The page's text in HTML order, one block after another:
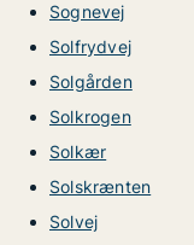
Sognevej
Solfrydvej
Solgården
Solkrogen
Solkær
Solskrænten
Solvej